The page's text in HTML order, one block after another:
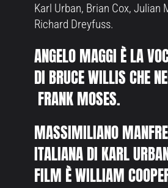
Karl Urban, Brian Cox, Julian
Richard Dreyfuss.
ANGELO MAGGI È LA
DI BRUCE WILLIS CHE
FRANK MOSES.
MASSIMILIANO
ITALIANA DI KARL
FILM È WILLIAM